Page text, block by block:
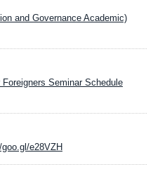
and Governance Academic)
Seminar Schedule
e28VZH